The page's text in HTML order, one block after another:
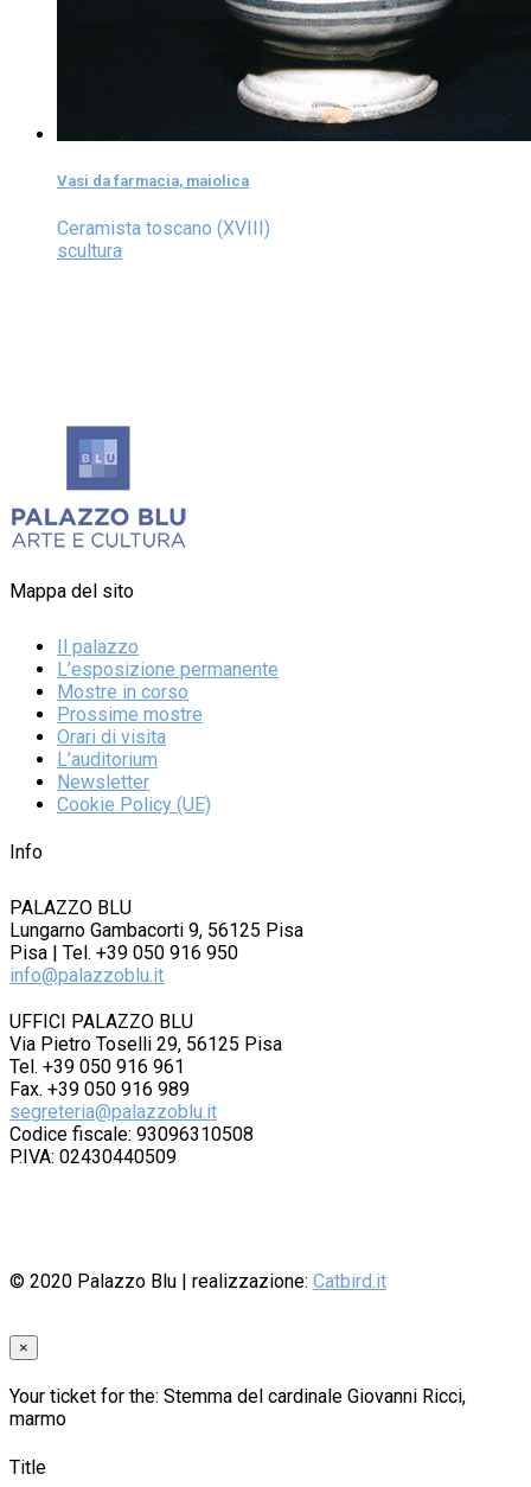
Vasi da farmacia, maiolica
Ceramista toscano (XVIII)
scultura
Mappa del sito
Il palazzo
L’esposizione permanente
Mostre in corso
Prossime mostre
Orari di visita
L’auditorium
Newsletter
Cookie Policy (UE)
Info
PALAZZO BLU
Lungarno Gambacorti 9, 56125 Pisa
Pisa | Tel. +39 050 916 950
info@palazzoblu.it
UFFICI PALAZZO BLU
Via Pietro Toselli 29, 56125 Pisa
Tel. +39 050 916 961
Fax. +39 050 916 989
segreteria@palazzoblu.it
Codice fiscale: 93096310508
P.IVA: 02430440509
© 2020 Palazzo Blu | realizzazione: Catbird.it
×
Your ticket for the: Stemma del cardinale Giovanni Ricci,
marmo
Title